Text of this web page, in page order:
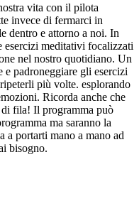
vita con il pilota
invece di fermarci in
dentro e attorno a noi. In
esercizi meditativi focalizzati
nel nostro quotidiano. Un
padroneggiare gli esercizi
più volte. esplorando
Ricorda anche che
fila! Il programma può
ma saranno la
a portarti mano a mano ad
bisogno.